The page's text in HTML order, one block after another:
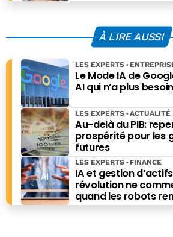
À LIRE AUSSI
Le Mode IA de
AI qui n’a plus
LES EXPERTS
Au-delà du PIB:
prospérité pour les
futures
LES EXPERTS ACTUALITÉ
IA et gestion
révolution ne
quand les robots
financiers. Elle
LES EXPERTS FINANCE